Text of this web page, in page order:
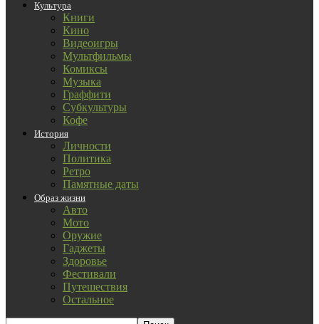
Культура
Книги
Кино
Видеоигры
Мультфильмы
Комиксы
Музыка
Граффити
Субкультуры
Кофе
История
Личности
Политика
Ретро
Памятные даты
Образ жизни
Авто
Мото
Оружие
Гаджеты
Здоровье
Фестивали
Путешествия
Остальное